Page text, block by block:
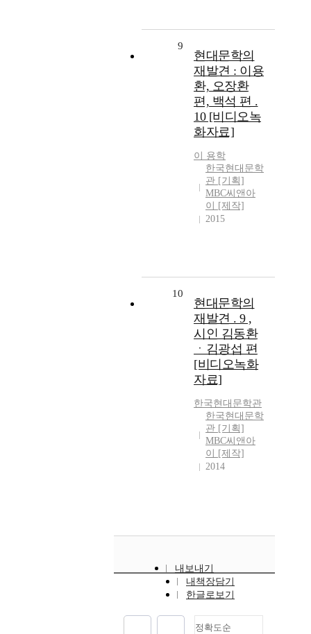
9
현대문학의
재발견 : 이용
환, 오장환
편, 백석 편 .
10 [비디오녹
화자료]
이 용학
한국현대문학
관 [기획]
MBC씨앤아
이 [제작]
2015
10
현대문학의
재발견 . 9 ,
시인 김동환
ㆍ김광섭 편
[비디오녹화
자료]
한국현대문학관
한국현대문학
관 [기획]
MBC씨앤아
이 [제작]
2014
내보내기
내책장담기
한글로보기
정확도순